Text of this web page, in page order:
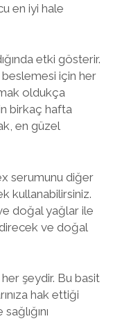
en iyi hale
etki gösterir.
için her
oldukça
birkaç hafta
en güzel
serumunu diğer
kullanabilirsiniz.
doğal yağlar ile
ve doğal
her şeydir. Bu basit
hak ettiği